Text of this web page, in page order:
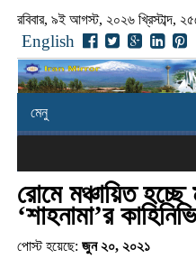
রবিবার, ৯ই আগস্ট, ২০২৬ খ্রিস্টাব্দ,
English
মেনু
রোমে মঞ্চায়িত
‘শাহনামা’র
পোস্ট হয়েছে: জুন ২০, ২০২১